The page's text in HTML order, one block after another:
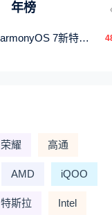
年榜
HDD西安站聚焦HarmonyOS 7新特性，解锁从互联到智能的应用开发新范式
荣耀 高通
AMD iQOO
特斯拉 Intel